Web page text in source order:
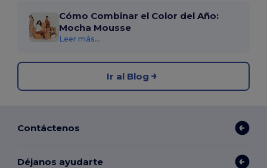
Cómo Combinar el Color del Año:
Mocha Mousse
Leer más...
Ir al Blog
Contáctenos
Déjanos ayudarte